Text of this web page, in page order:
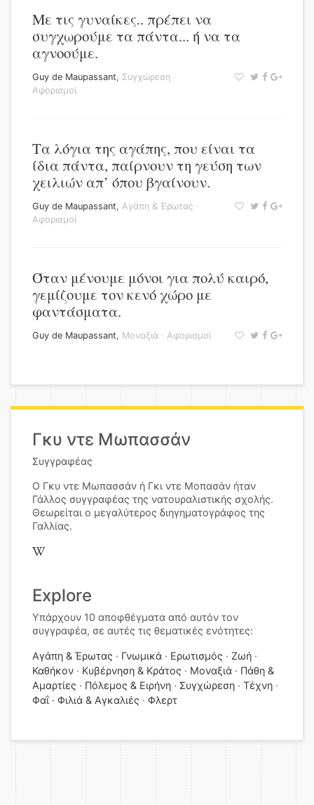
Με τις γυναίκες.. πρέπει να
συγχωρούμε τα πάντα... ή να τα
αγνοούμε.
Guy de Maupassant, Συγχώρεση ·
Αφορισμοί
Τα λόγια της αγάπης, που είναι τα
ίδια πάντα, παίρνουν τη γεύση των
χειλιών απ’ όπου βγαίνουν.
Guy de Maupassant, Αγάπη & Έρωτας ·
Αφορισμοί
Όταν μένουμε μόνοι για πολύ καιρό,
γεμίζουμε τον κενό χώρο με
φαντάσματα.
Guy de Maupassant, Μοναξιά · Αφορισμοί
Γκυ ντε Μωπασσάν
Συγγραφέας
Ο Γκυ ντε Μωπασσάν ή Γκι ντε Μοπασάν ήταν
Γάλλος συγγραφέας της νατουραλιστικής σχολής.
Θεωρείται ο μεγαλύτερος διηγηματογράφος της
Γαλλίας.
Explore
Υπάρχουν 10 αποφθέγματα από αυτόν τον
συγγραφέα, σε αυτές τις θεματικές ενότητες:
Αγάπη & Έρωτας Γνωμικά Ερωτισμός
Ζωή
Καθήκον
Κυβέρνηση & Κράτος Μοναξιά
Πάθη &
Αμαρτίες
Πόλεμος & Ειρήνη Συγχώρεση
Τέχνη
Φαΐ
Φιλιά & Αγκαλιές Φλερτ